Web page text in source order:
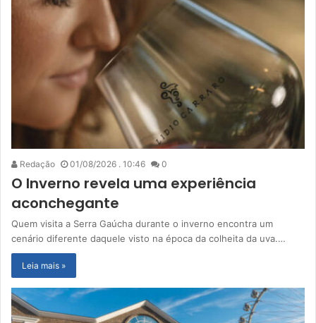
Redação 01/08/2026 . 10:46 0
O Inverno revela uma experiência
aconchegante
Quem visita a Serra Gaúcha durante o inverno encontra um
cenário diferente daquele visto na época da colheita da uva.…
Leia mais »